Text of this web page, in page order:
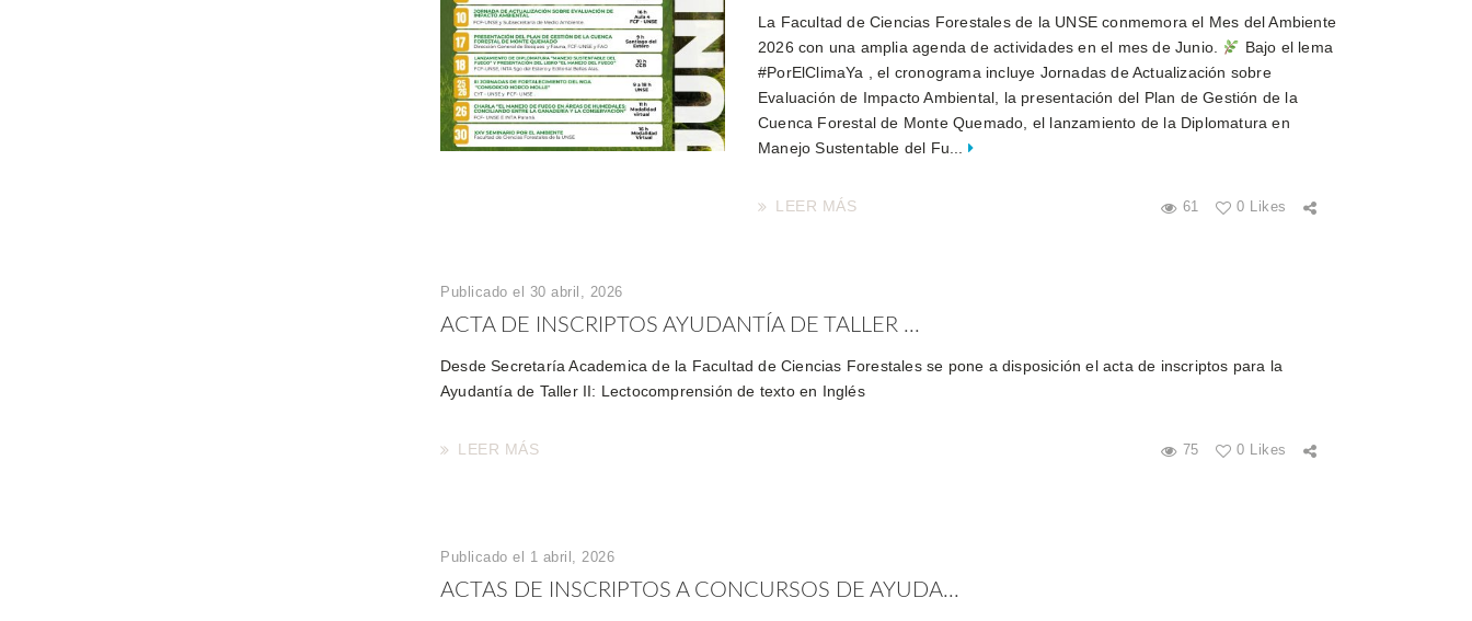
La Facultad de Ciencias Forestales de la UNSE conmemora el Mes del Ambiente
2026 con una amplia agenda de actividades en el mes de Junio.
Bajo el lema
#PorElClimaYa , el cronograma incluye Jornadas de Actualización sobre
Evaluación de Impacto Ambiental, la presentación del Plan de Gestión de la
Cuenca Forestal de Monte Quemado, el lanzamiento de la Diplomatura en
Manejo Sustentable del Fu...
61 0 Likes
LEER MÁS
Publicado el 30 abril, 2026
ACTA DE INSCRIPTOS AYUDANTÍA DE TALLER ...
Desde Secretaría Academica de la Facultad de Ciencias Forestales se pone a disposición el acta de inscriptos para la
Ayudantía de Taller II: Lectocomprensión de texto en Inglés
75 0 Likes
LEER MÁS
Publicado el 1 abril, 2026
ACTAS DE INSCRIPTOS A CONCURSOS DE AYUDA...